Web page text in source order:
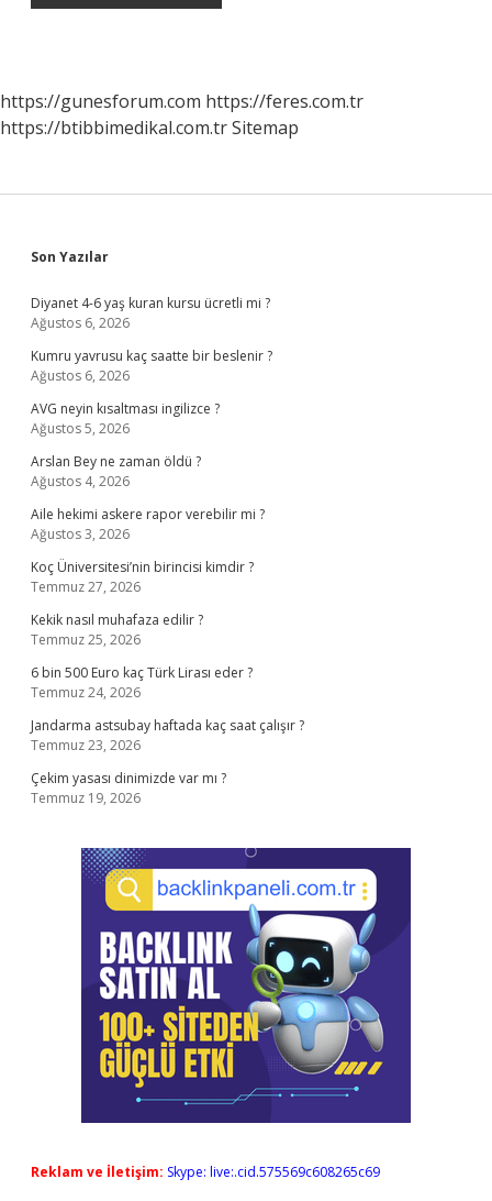
https://gunesforum.com https://feres.com.tr
https://btibbimedikal.com.trSitemap
Sidebar
Son Yazılar
Diyanet 4-6 yaş kuran kursu ücretli mi ?
Ağustos 6, 2026
Kumru yavrusu kaç saatte bir beslenir ?
Ağustos 6, 2026
AVG neyin kısaltması ingilizce ?
Ağustos 5, 2026
Arslan Bey ne zaman öldü ?
Ağustos 4, 2026
Aile hekimi askere rapor verebilir mi ?
Ağustos 3, 2026
Koç Üniversitesi’nin birincisi kimdir ?
Temmuz 27, 2026
Kekik nasıl muhafaza edilir ?
Temmuz 25, 2026
6 bin 500 Euro kaç Türk Lirası eder ?
Temmuz 24, 2026
Jandarma astsubay haftada kaç saat çalışır ?
Temmuz 23, 2026
Çekim yasası dinimizde var mı ?
Temmuz 19, 2026
Reklam ve İletişim: Skype: live:.cid.575569c608265c69